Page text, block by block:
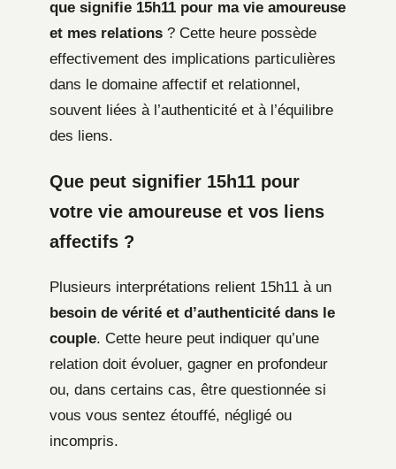
que signifie 15h11 pour ma vie amoureuse
et mes relations ? Cette heure possède
effectivement des implications particulières
dans le domaine affectif et relationnel,
souvent liées à l’authenticité et à l’équilibre
des liens.
Que peut signifier 15h11 pour
votre vie amoureuse et vos liens
affectifs ?
Plusieurs interprétations relient 15h11 à un
besoin de vérité et d’authenticité dans le
couple. Cette heure peut indiquer qu’une
relation doit évoluer, gagner en profondeur
ou, dans certains cas, être questionnée si
vous vous sentez étouffé, négligé ou
incompris.